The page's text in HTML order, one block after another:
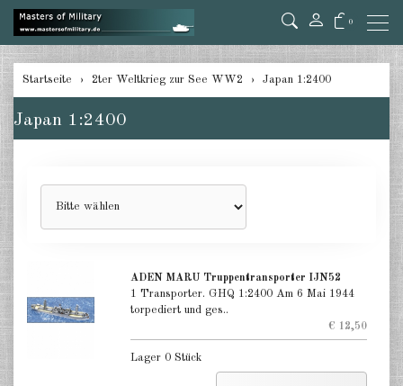
0
zurück
Deutschland 1:2400
Alliierte 1:285/300
USA 1:2400
Großbritannien 1:2400
Startseite 2ter Weltkrieg zur See WW2 Japan 1:2400
Japan 1:2400
ADEN MARU Truppentransporter IJN52
1 Transporter. GHQ 1:2400 Am 6 Mai 1944
torpediert und ges..
€ 12,50
Lager 0 Stück